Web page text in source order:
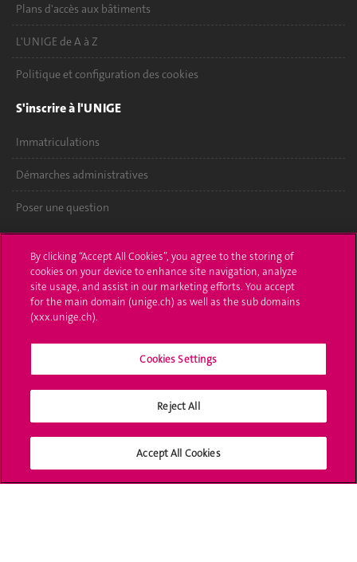
Plans d'accès aux bâtiments
L'UNIGE de A à Z
Politique et configuration des cookies
S'inscrire à l'UNIGE
Immatriculations
Démarches administratives
Poser une question
UNIGE Mobile
Médias
Offres d'emploi
Bibliothèque
Médias sociaux UNIGE
By clicking “Accept All Cookies”, you agree to the storing of
cookies on your device to enhance site navigation, analyze
site usage, and assist in our marketing efforts. You accept
for the main domain (unige.ch) as well as the sub domains
(xxx.unige.ch).
Cookies Settings
Reject All
Accept All Cookies